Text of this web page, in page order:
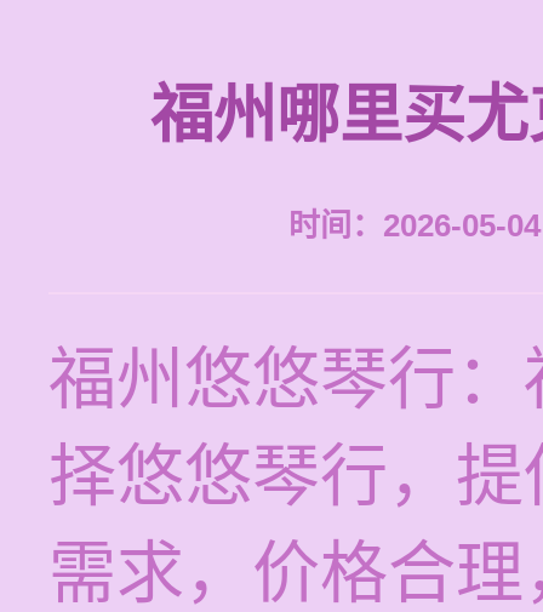
福州哪里买
时间：2026-05-
福州悠悠琴行
择悠悠琴行，
需求，价格合